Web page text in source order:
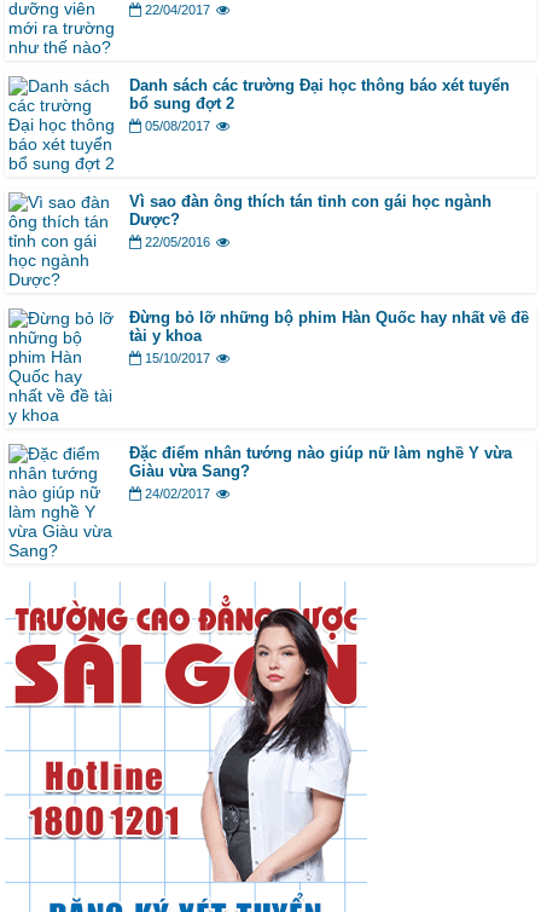
22/04/2017
Danh sách các trường Đại học thông báo xét tuyển
bổ sung đợt 2
05/08/2017
Vì sao đàn ông thích tán tỉnh con gái học ngành
Dược?
22/05/2016
Đừng bỏ lỡ những bộ phim Hàn Quốc hay nhất về đề
tài y khoa
15/10/2017
Đặc điểm nhân tướng nào giúp nữ làm nghề Y vừa
Giàu vừa Sang?
24/02/2017